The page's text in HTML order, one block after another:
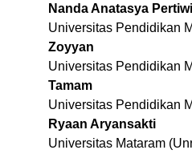
Nanda Anatasya Pertiwi
Universitas Pendidikan
Zoyyan
Universitas Pendidikan
Tamam
Universitas Pendidikan
Ryaan Aryansakti
Universitas Mataram